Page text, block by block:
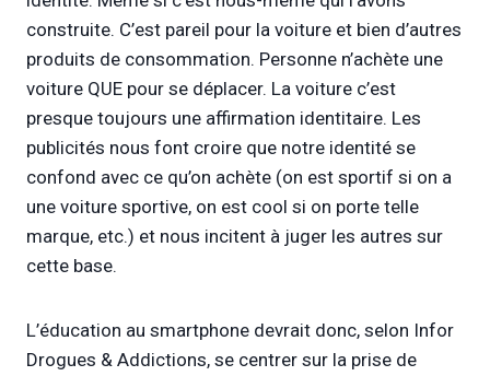
construite. C’est pareil pour la voiture et bien d’autres
produits de consommation. Personne n’achète une
voiture QUE pour se déplacer. La voiture c’est
presque toujours une affirmation identitaire. Les
publicités nous font croire que notre identité se
confond avec ce qu’on achète (on est sportif si on a
une voiture sportive, on est cool si on porte telle
marque, etc.) et nous incitent à juger les autres sur
cette base.
L’éducation au smartphone devrait donc, selon Infor
Drogues & Addictions, se centrer sur la prise de